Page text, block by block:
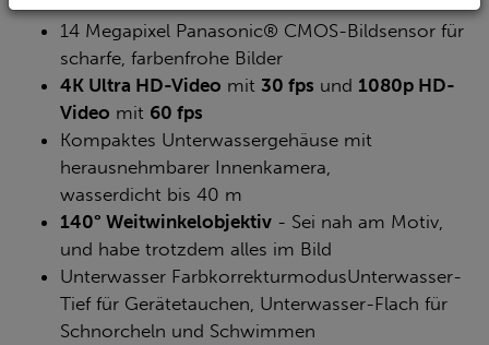
14 Megapixel Panasonic® CMOS-Bildsensor für
scharfe, farbenfrohe Bilder
4K Ultra HD-Video mit 30 fps und 1080p HD-
Video mit 60 fps
Kompaktes Unterwassergehäuse mit
herausnehmbarer Innenkamera,
wasserdicht bis 40 m
140° Weitwinkelobjektiv - Sei nah am Motiv,
und habe trotzdem alles im Bild
Unterwasser FarbkorrekturmodusUnterwasser-
Tief für Gerätetauchen, Unterwasser-Flach für
Schnorcheln und Schwimmen